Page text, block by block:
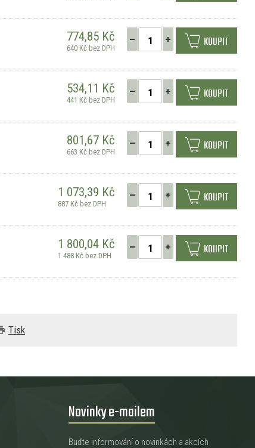
774,85 Kč
640 Kč bez DPH KOUPIT
534,11 Kč
441 Kč bez DPH KOUPIT
801,67 Kč
663 Kč bez DPH KOUPIT
1 073,39 Kč
887 Kč bez DPH KOUPIT
1 800,04 Kč
1 488 Kč bez DPH KOUPIT
Tisk
Novinky e-mailem
Buďte informování o novinkách a akcích